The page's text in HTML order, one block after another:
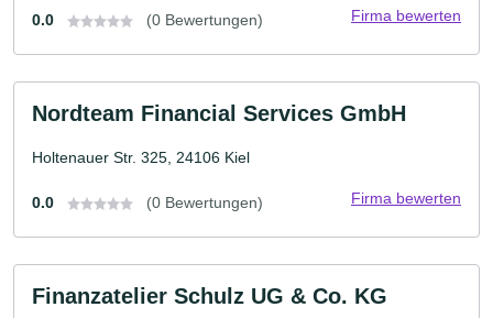
0.0 (0 Bewertungen) Firma bewerten
Nordteam Financial Services GmbH
Holtenauer Str. 325, 24106 Kiel
0.0 (0 Bewertungen) Firma bewerten
Finanzatelier Schulz UG & Co. KG